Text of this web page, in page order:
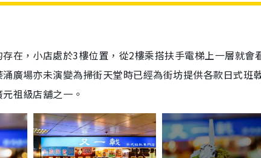
在，小店處於3樓位置，從2樓乘搭扶手電梯上一層就會
廣場亦未演變為掃街天堂時已經為街坊提供各款日式班
祖級店舖之一。